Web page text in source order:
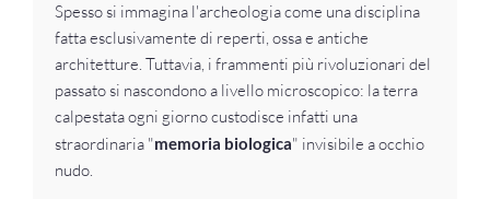
Spesso si immagina l'archeologia come una disciplina
fatta esclusivamente di reperti, ossa e antiche
architetture. Tuttavia, i frammenti più rivoluzionari del
passato si nascondono a livello microscopico: la terra
calpestata ogni giorno custodisce infatti una
straordinaria "memoria biologica" invisibile a occhio
nudo.